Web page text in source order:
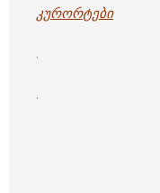
კურორტები
.
.